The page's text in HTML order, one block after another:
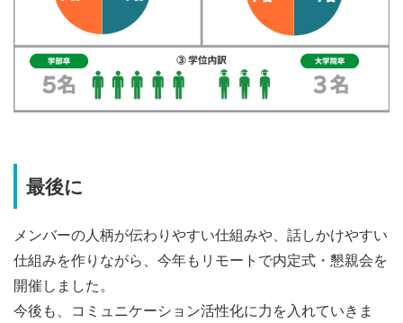
最後に
メンバーの人柄が伝わりやすい仕組みや、話しかけやすい
仕組みを作りながら、今年もリモートで内定式・懇親会を
開催しました。
今後も、コミュニケーション活性化に力を入れていきま